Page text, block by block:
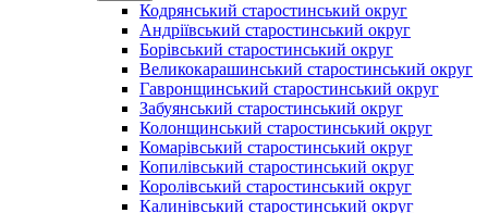
Кодрянський старостинський округ
Андріївський старостинський округ
Борівський старостинський округ
Великокарашинський старостинський округ
Гавронщинський старостинський округ
Забуянський старостинський округ
Колонщинський старостинський округ
Комарівський старостинський округ
Копилівський старостинський округ
Королівський старостинський округ
Калинівський старостинський округ